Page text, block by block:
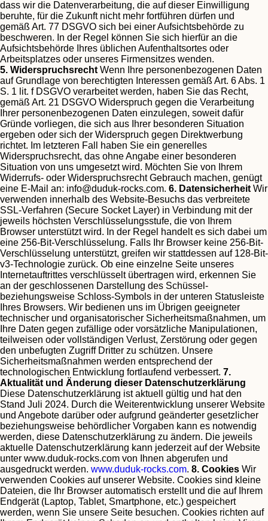
dass wir die Datenverarbeitung, die auf dieser Einwilligung
beruhte, für die Zukunft nicht mehr fortführen dürfen und
gemäß Art. 77 DSGVO sich bei einer Aufsichtsbehörde zu
beschweren. In der Regel können Sie sich hierfür an die
Aufsichtsbehörde Ihres üblichen Aufenthaltsortes oder
Arbeitsplatzes oder unseres Firmensitzes wenden.
5. Widerspruchsrecht Wenn Ihre personenbezogenen Daten
auf Grundlage von berechtigten Interessen gemäß Art. 6 Abs. 1
S. 1 lit. f DSGVO verarbeitet werden, haben Sie das Recht,
gemäß Art. 21 DSGVO Widerspruch gegen die Verarbeitung
Ihrer personenbezogenen Daten einzulegen, soweit dafür
Gründe vorliegen, die sich aus Ihrer besonderen Situation
ergeben oder sich der Widerspruch gegen Direktwerbung
richtet. Im letzteren Fall haben Sie ein generelles
Widerspruchsrecht, das ohne Angabe einer besonderen
Situation von uns umgesetzt wird. Möchten Sie von Ihrem
Widerrufs- oder Widerspruchsrecht Gebrauch machen, genügt
eine E-Mail an: info@duduk-rocks.com. 6. Datensicherheit Wir
verwenden innerhalb des Website-Besuchs das verbreitete
SSL-Verfahren (Secure Socket Layer) in Verbindung mit der
jeweils höchsten Verschlüsselungsstufe, die von Ihrem
Browser unterstützt wird. In der Regel handelt es sich dabei um
eine 256-Bit-Verschlüsselung. Falls Ihr Browser keine 256-Bit-
Verschlüsselung unterstützt, greifen wir stattdessen auf 128-Bit-
v3-Technologie zurück. Ob eine einzelne Seite unseres
Internetauftrittes verschlüsselt übertragen wird, erkennen Sie
an der geschlossenen Darstellung des Schüssel-
beziehungsweise Schloss-Symbols in der unteren Statusleiste
Ihres Browsers. Wir bedienen uns im Übrigen geeigneter
technischer und organisatorischer Sicherheitsmaßnahmen, um
Ihre Daten gegen zufällige oder vorsätzliche Manipulationen,
teilweisen oder vollständigen Verlust, Zerstörung oder gegen
den unbefugten Zugriff Dritter zu schützen. Unsere
Sicherheitsmaßnahmen werden entsprechend der
technologischen Entwicklung fortlaufend verbessert. 7.
Aktualität und Änderung dieser Datenschutzerklärung
Diese Datenschutzerklärung ist aktuell gültig und hat den
Stand Juli 2024. Durch die Weiterentwicklung unserer Website
und Angebote darüber oder aufgrund geänderter gesetzlicher
beziehungsweise behördlicher Vorgaben kann es notwendig
werden, diese Datenschutzerklärung zu ändern. Die jeweils
aktuelle Datenschutzerklärung kann jederzeit auf der Website
unter www.duduk-rocks.com von Ihnen abgerufen und
ausgedruckt werden. www.duduk-rocks.com. 8. Cookies Wir
verwenden Cookies auf unserer Website. Cookies sind kleine
Dateien, die Ihr Browser automatisch erstellt und die auf Ihrem
Endgerät (Laptop, Tablet, Smartphone, etc.) gespeichert
werden, wenn Sie unsere Seite besuchen. Cookies richten auf